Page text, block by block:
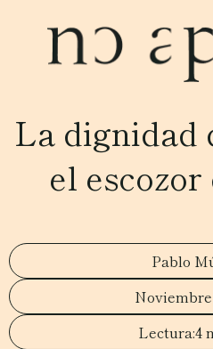
La dignidad
el escozor
Pablo
Noviembre
4